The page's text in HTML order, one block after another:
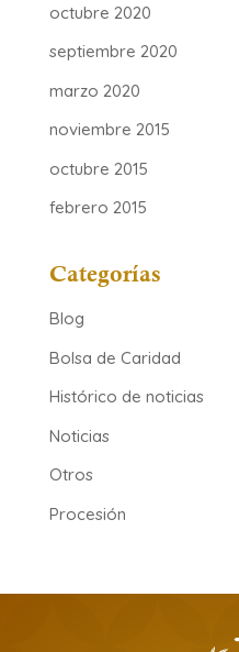
octubre 2020
septiembre 2020
marzo 2020
noviembre 2015
octubre 2015
febrero 2015
Categorías
Blog
Bolsa de Caridad
Histórico de noticias
Noticias
Otros
Procesión